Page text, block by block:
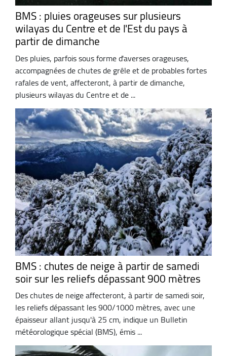
BMS : pluies orageuses sur plusieurs
wilayas du Centre et de l'Est du pays à
partir de dimanche
Des pluies, parfois sous forme d'averses orageuses,
accompagnées de chutes de grêle et de probables fortes
rafales de vent, affecteront, à partir de dimanche,
plusieurs wilayas du Centre et de ...
BMS : chutes de neige à partir de samedi
soir sur les reliefs dépassant 900 mètres
Des chutes de neige affecteront, à partir de samedi soir,
les reliefs dépassant les 900/1000 mètres, avec une
épaisseur allant jusqu'à 25 cm, indique un Bulletin
météorologique spécial (BMS), émis ...